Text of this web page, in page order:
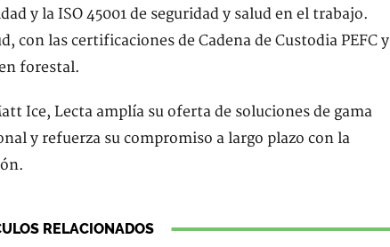
y la ISO 45001 de seguridad y salud en el trabajo.
con las certificaciones de Cadena de Custodia PEFC y
forestal.
Ice, Lecta amplía su oferta de soluciones de gama
y refuerza su compromiso a largo plazo con la
RELACIONADOS